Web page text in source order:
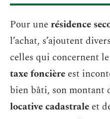
Pour unerésidence
l’achat, s’ajoutent
celles qui concernent
taxe foncière est
bien bâti, son montant
locative cadastrale et